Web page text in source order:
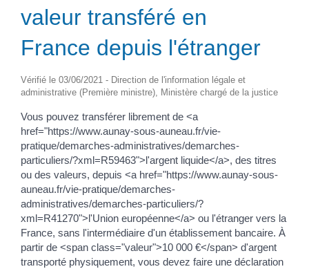
valeur transféré en
France depuis l'étranger
Vérifié le 03/06/2021 - Direction de l'information légale et
administrative (Première ministre), Ministère chargé de la justice
Vous pouvez transférer librement de <a
href="https://www.aunay-sous-auneau.fr/vie-
pratique/demarches-administratives/demarches-
particuliers/?xml=R59463">l'argent liquide</a>, des titres
ou des valeurs, depuis <a href="https://www.aunay-sous-
auneau.fr/vie-pratique/demarches-
administratives/demarches-particuliers/?
xml=R41270">l'Union européenne</a> ou l'étranger vers la
France, sans l'intermédiaire d'un établissement bancaire. À
partir de <span class="valeur">10 000 €</span> d'argent
transporté physiquement, vous devez faire une déclaration